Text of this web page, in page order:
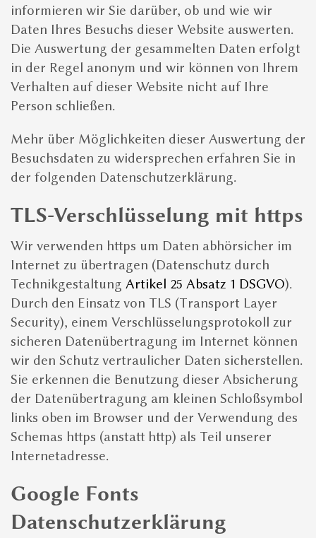
informieren wir Sie darüber, ob und wie wir
Daten Ihres Besuchs dieser Website auswerten.
Die Auswertung der gesammelten Daten erfolgt
in der Regel anonym und wir können von Ihrem
Verhalten auf dieser Website nicht auf Ihre
Person schließen.
Mehr über Möglichkeiten dieser Auswertung der
Besuchsdaten zu widersprechen erfahren Sie in
der folgenden Datenschutzerklärung.
TLS-Verschlüsselung mit https
Wir verwenden https um Daten abhörsicher im
Internet zu übertragen (Datenschutz durch
Technikgestaltung Artikel 25 Absatz 1 DSGVO).
Durch den Einsatz von TLS (Transport Layer
Security), einem Verschlüsselungsprotokoll zur
sicheren Datenübertragung im Internet können
wir den Schutz vertraulicher Daten sicherstellen.
Sie erkennen die Benutzung dieser Absicherung
der Datenübertragung am kleinen Schloßsymbol
links oben im Browser und der Verwendung des
Schemas https (anstatt http) als Teil unserer
Internetadresse.
Google Fonts
Datenschutzerklärung